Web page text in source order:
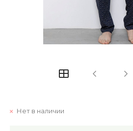
Нет в наличии